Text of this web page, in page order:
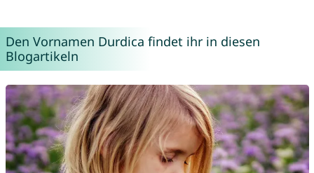
Den Vornamen Durdica findet ihr in diesen
Blogartikeln